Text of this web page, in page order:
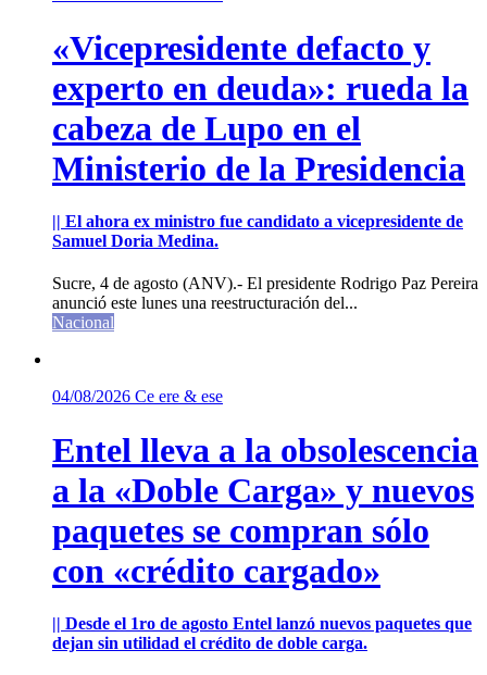
«Vicepresidente defacto y
experto en deuda»: rueda la
cabeza de Lupo en el
Ministerio de la Presidencia
|| El ahora ex ministro fue candidato a vicepresidente de
Samuel Doria Medina.
Sucre, 4 de agosto (ANV).- El presidente Rodrigo Paz Pereira
anunció este lunes una reestructuración del...
Nacional
04/08/2026 Ce ere & ese
Entel lleva a la obsolescencia
a la «Doble Carga» y nuevos
paquetes se compran sólo
con «crédito cargado»
|| Desde el 1ro de agosto Entel lanzó nuevos paquetes que
dejan sin utilidad el crédito de doble carga.